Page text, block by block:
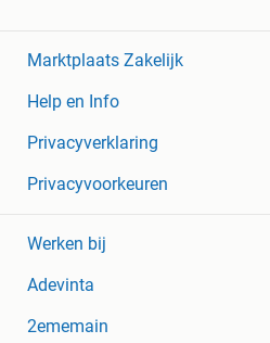
Marktplaats Zakelijk
Help en Info
Privacyverklaring
Privacyvoorkeuren
Werken bij
Adevinta
2ememain